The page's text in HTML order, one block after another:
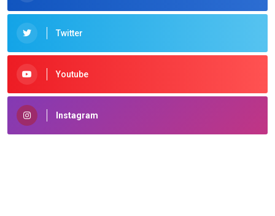
Twitter
Youtube
Instagram